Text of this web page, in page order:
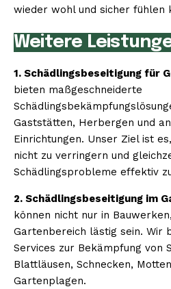
wieder wohl und sicher fühlen
Weitere
1. Schädlingsbeseitigung für
bieten maßgeschneiderte
Gaststätten, Herbergen und
Einrichtungen. Unser Ziel ist
nicht zu verringern und
Schädlingsprobleme effektiv
2. Schädlingsbeseitigung im
können nicht nur in
Gartenbereich lästig sein. Wir
Services zur Bekämpfung von
Blattläusen, Schnecken,
Gartenplagen.